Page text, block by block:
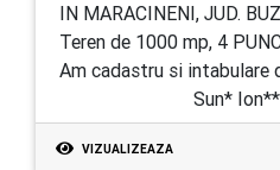
IN MARACINENI, JUD.
Teren de 1000 mp, 4
Am cadastru si intabulare
Sun*
VIZUALIZEAZA